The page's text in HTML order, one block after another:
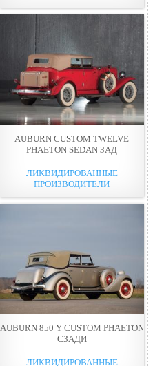
AUBURN CUSTOM TWELVE
PHAETON SEDAN ЗАД
ЛИКВИДИРОВАННЫЕ
ПРОИЗВОДИТЕЛИ
AUBURN 850 Y CUSTOM PHAETON
СЗАДИ
ЛИКВИДИРОВАННЫЕ